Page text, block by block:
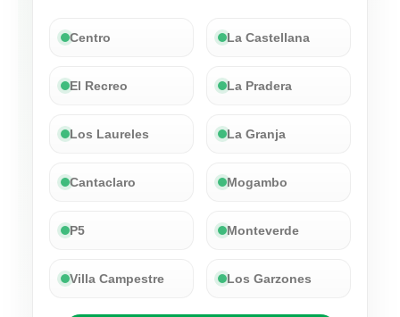
Centro La Castellana
El Recreo La Pradera
Los Laureles La Granja
Cantaclaro Mogambo
P5 Monteverde
Villa Campestre Los Garzones